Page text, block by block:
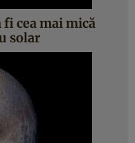
cea mai mică
solar